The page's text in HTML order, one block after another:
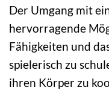
Der Umgang mit
hervorragende
Fähigkeiten und
spielerisch zu
ihren Körper zu